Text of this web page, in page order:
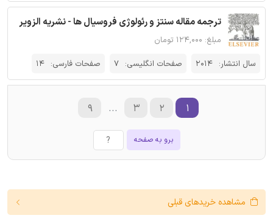
ترجمه مقاله سنتز و رئولوژی فروسیال ها - نشریه الزویر
مبلغ: ۱۲۴,۰۰۰ تومان
سال انتشار: 2014 صفحات انگلیسی: 7 صفحات فارسی: 14
برو به صفحه
۱ ۲ ۳ ... ۹
مشاهده خریدهای قبلی